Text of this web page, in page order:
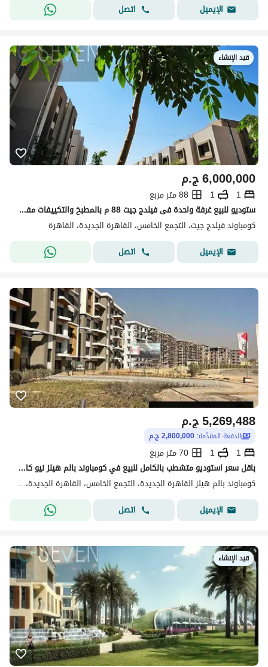
الإيميل
اتصل
قيد الإنشاء
ج.م6,000,000
1
1
88 متر مربع
ستوديو للبيع غرفة واحدة فى فيلدج جيت 88 م بالمطبخ والتكييفات مفروش ومتشطب
كومباوند فيلدج جيت، التجمع الخامس، القاهرة الجديدة، القاهرة
الإيميل
اتصل
ج.م5,269,488
الدفعة المقدّمة: 2,800,000 ج.م
1
1
70 متر مربع
باقل سعر استوديو متشطب بالكامل للبيع في كومباوند بالم هيلز نيو كايرو -موقع مميز جدا -استلام فوري
كومباوند بالم هيلز القاهرة الجديدة، التجمع الخامس، القاهرة الجديدة، القاهرة
الإيميل
اتصل
قيد الإنشاء